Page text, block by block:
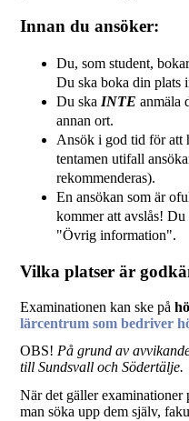
Innan du ansöker:
Du, som student,
Du ska boka din plats
Du ska INTEanmäla
annan ort.
Ansök i god tid för att
tentamen utifall
rekommenderas).
En ansökan som är
kommer att avslås!
"Övrig information".
Vilka platser är
Examinationen kan ske på
lärcentrum som bedriver
OBS! På grund av
till Sundsvall och Södertälje.
När det gäller examinationer
man söka upp dem själv,